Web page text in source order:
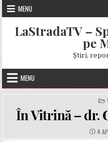
Skip
to
content
MENU
LaStradaTV –
pe
Ştiri,
MENU
În Vitrină – dr.
4